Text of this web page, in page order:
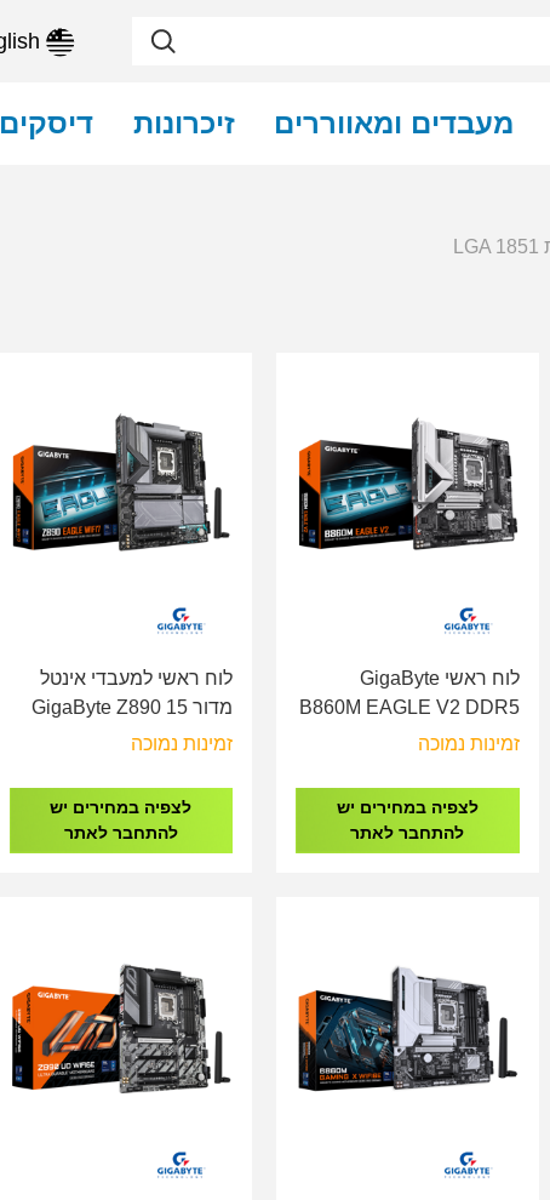
מעבדים ומאווררים זיכרונות דיסקים
לוח ראשי GigaByte
B860M EAGLE V2 DDR5
- Socket 1851
זמינות נמוכה
לצפיה במחירים יש
להתחבר לאתר
לוח ראשי למעבדי אינטל
מדור 15 GigaByte Z890
EAGLE WIFI7 DDR5 -
זמינות נמוכה
לצפיה במחירים יש
להתחבר לאתר